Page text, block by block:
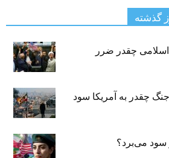
اسلامی چقدر ضرر
چقدر به آمریکا سود
سود می‌برد؟